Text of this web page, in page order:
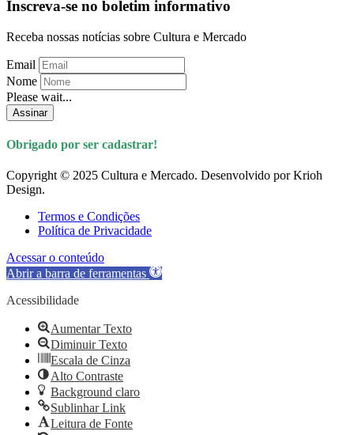
Inscreva-se no boletim informativo
Receba nossas notícias sobre Cultura e Mercado
Email
Nome
Please wait...
Assinar
Obrigado por ser cadastrar!
Copyright © 2025 Cultura e Mercado. Desenvolvido por Krioh
Design.
Termos e Condições
Política de Privacidade
Acessar o conteúdo
Abrir a barra de ferramentas
Acessibilidade
Aumentar Texto
Diminuir Texto
Escala de Cinza
Alto Contraste
Background claro
Sublinhar Link
Leitura de Fonte